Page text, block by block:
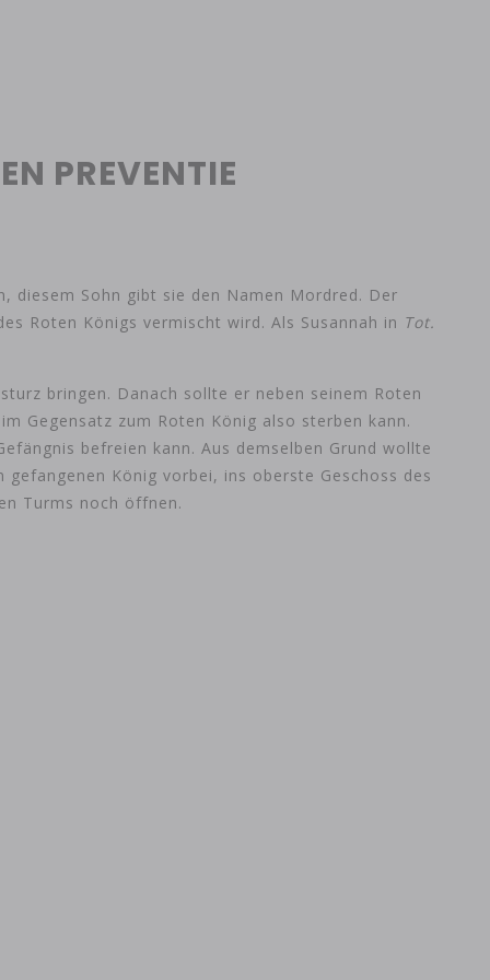
PREVENTIE
diesem Sohn gibt sie den Namen Mordred. Der
Roten Königs vermischt wird. Als Susannah in Tot.
bringen. Danach sollte er neben seinem Roten
Gegensatz zum Roten König also sterben kann.
befreien kann. Aus demselben Grund wollte
König vorbei, ins oberste Geschoss des
Turms noch öffnen.